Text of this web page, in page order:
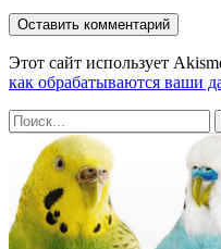
Этот сайт использует
как обрабатываются ваши